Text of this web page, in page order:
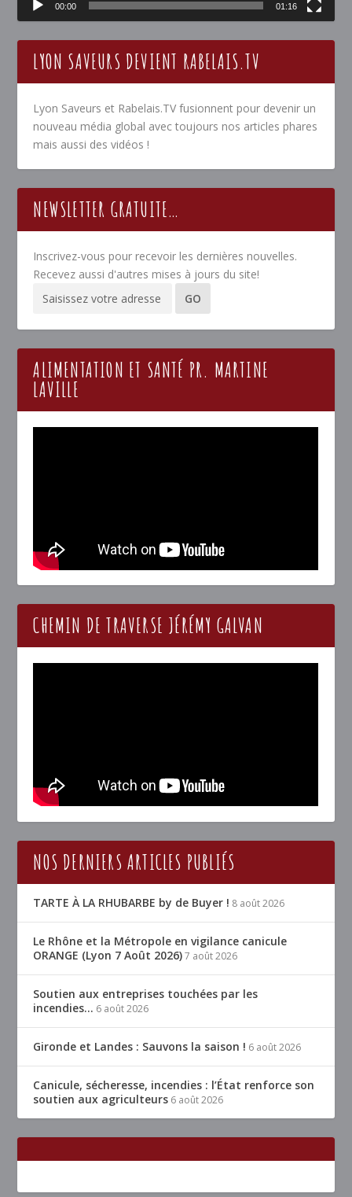
00:00 01:16
LYON SAVEURS DEVIENT RABELAIS.TV
Lyon Saveurs et Rabelais.TV fusionnent pour devenir un
nouveau média global avec toujours nos articles phares
mais aussi des vidéos !
NEWSLETTER GRATUITE…
Inscrivez-vous pour recevoir les dernières nouvelles.
Recevez aussi d'autres mises à jours du site!
ALIMENTATION ET SANTÉ PR. MARTINE
LAVILLE
CHEMIN DE TRAVERSE JÉRÉMY GALVAN
NOS DERNIERS ARTICLES PUBLIÉS
TARTE À LA RHUBARBE by de Buyer ! 8 août 2026
Le Rhône et la Métropole en vigilance canicule
ORANGE (Lyon 7 Août 2026) 7 août 2026
Soutien aux entreprises touchées par les
incendies… 6 août 2026
Gironde et Landes : Sauvons la saison ! 6 août 2026
Canicule, sécheresse, incendies : l’État renforce son
soutien aux agriculteurs 6 août 2026